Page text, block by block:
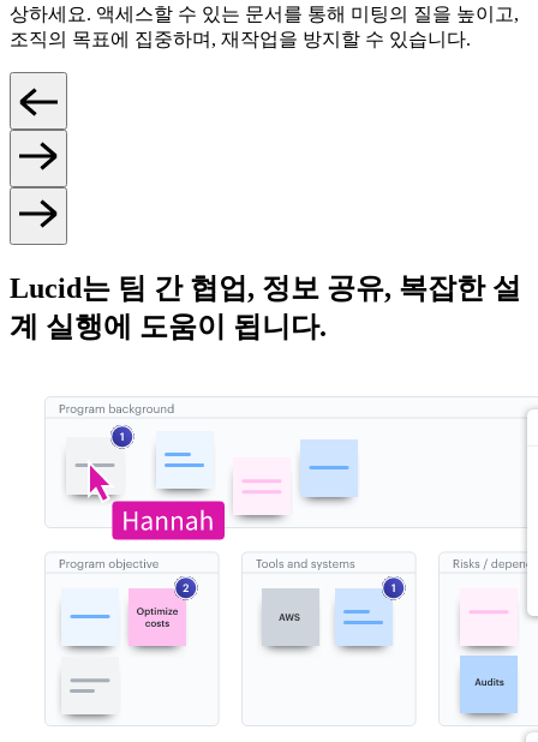
상하세요. 액세스할 수 있는 문서를 통해 미팅의 질을 높이고,
조직의 목표에 집중하며, 재작업을 방지할 수 있습니다.
Lucid는 팀 간 협업, 정보 공유, 복잡한 설
계 실행에 도움이 됩니다.